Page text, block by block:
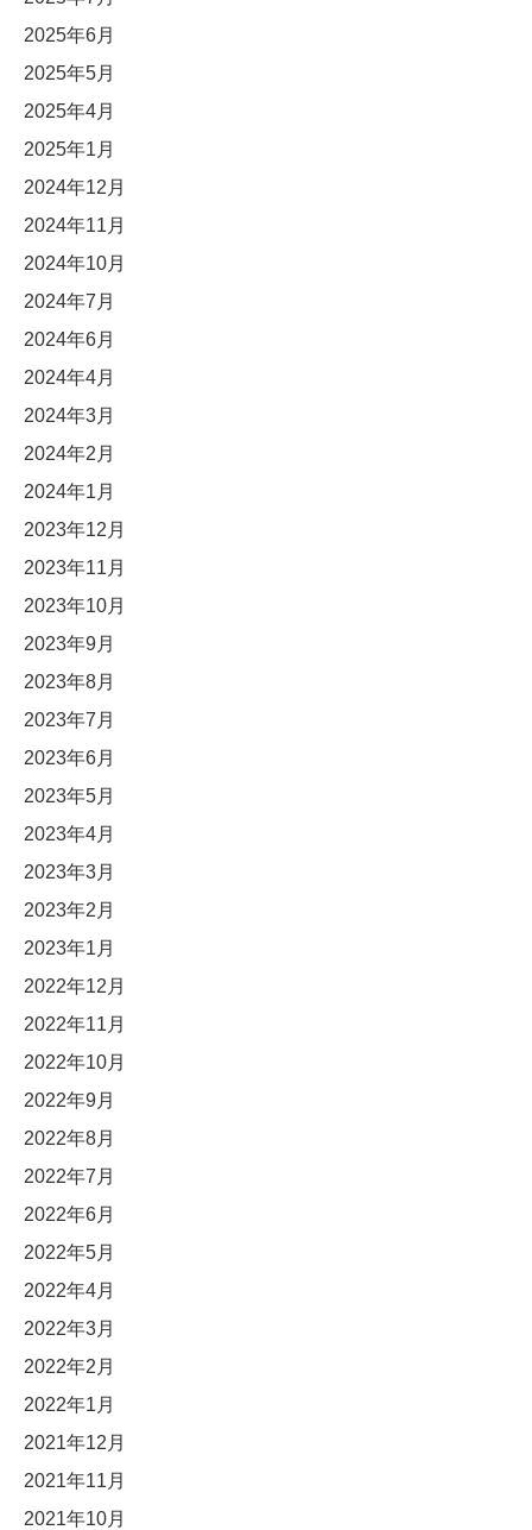
2025年6月
2025年5月
2025年4月
2025年1月
2024年12月
2024年11月
2024年10月
2024年7月
2024年6月
2024年4月
2024年3月
2024年2月
2024年1月
2023年12月
2023年11月
2023年10月
2023年9月
2023年8月
2023年7月
2023年6月
2023年5月
2023年4月
2023年3月
2023年2月
2023年1月
2022年12月
2022年11月
2022年10月
2022年9月
2022年8月
2022年7月
2022年6月
2022年5月
2022年4月
2022年3月
2022年2月
2022年1月
2021年12月
2021年11月
2021年10月